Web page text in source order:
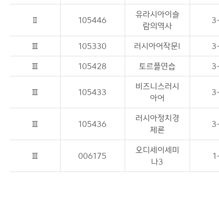
Ⅱ 105446
유라시아이슬
람의역사
Ⅲ 105330 러시아어작문I
Ⅲ
105428 토르플연습
Ⅲ 105433
비즈니스러시
아어
Ⅲ 105436
러시아정치경
제론
Ⅲ 006175
오디세이세미
나3